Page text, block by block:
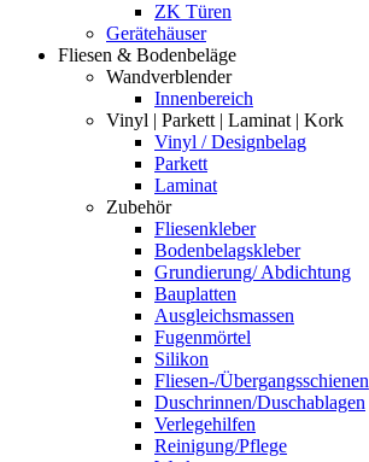
ZK Türen
Gerätehäuser
Fliesen & Bodenbeläge
Wandverblender
Innenbereich
Vinyl | Parkett | Laminat | Kork
Vinyl / Designbelag
Parkett
Laminat
Zubehör
Fliesenkleber
Bodenbelagskleber
Grundierung/ Abdichtung
Bauplatten
Ausgleichsmassen
Fugenmörtel
Silikon
Fliesen-/Übergangsschienen
Duschrinnen/Duschablagen
Verlegehilfen
Reinigung/Pflege